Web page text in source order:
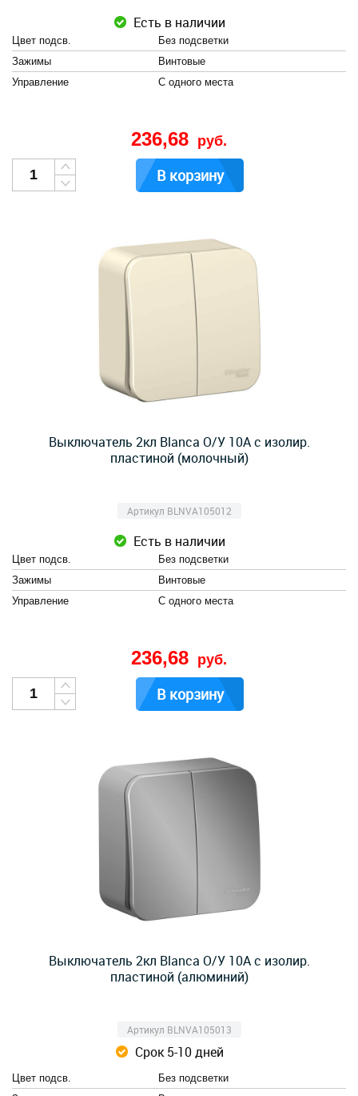
Есть в наличии
Цвет подсв.
Без подсветки
Зажимы
Винтовые
Управление
С одного места
236,68 руб.
В корзину
Выключатель 2кл Blanca О/У 10А с изолир.
пластиной (молочный)
Артикул BLNVA105012
Есть в наличии
Цвет подсв.
Без подсветки
Зажимы
Винтовые
Управление
С одного места
236,68 руб.
В корзину
Выключатель 2кл Blanca О/У 10А с изолир.
пластиной (алюминий)
Артикул BLNVA105013
Срок 5-10 дней
Цвет подсв.
Без подсветки